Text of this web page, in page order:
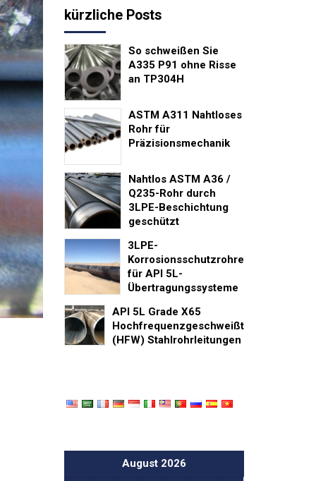
kürzliche Posts
So schweißen Sie
A335 P91 ohne Risse
an TP304H
ASTM A311 Nahtloses
Rohr für
Präzisionsmechanik
Nahtlos ASTM A36 /
Q235-Rohr durch
3LPE-Beschichtung
geschützt
3LPE-
Korrosionsschutzrohre
für API 5L-
Übertragungssysteme
API 5L Grade X65
Hochfrequenzgeschweißt
(HFW) Stahlrohrleitungen
August 2026